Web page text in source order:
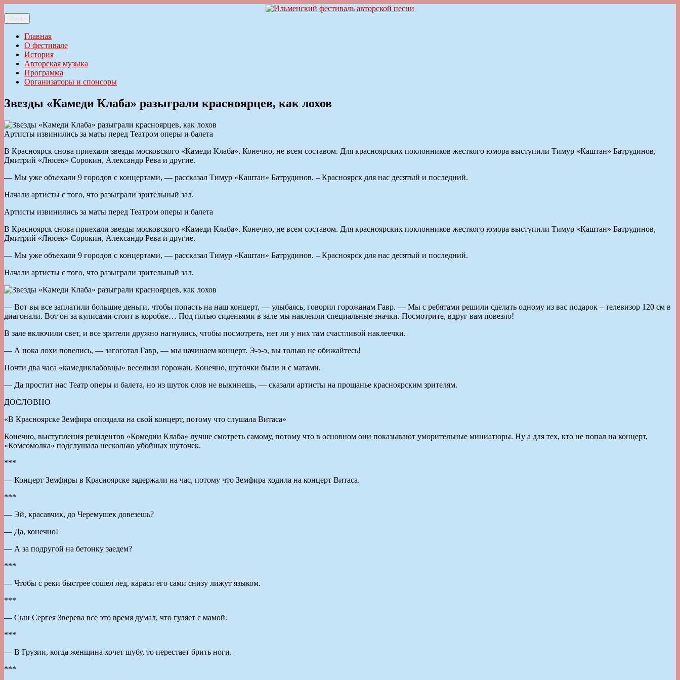
к
содержимому
Ильменский фестиваль авторской песни
Меню
Главная
О фестивале
История
Авторская музыка
Программа
Организаторы и спонсоры
Звезды «Камеди Клаба» разыграли красноярцев, как лохов
Артисты извинились за маты перед Театром оперы и балета
В Красноярск снова приехали звезды московского «Камеди Клаба». Конечно, не всем составом. Для красноярских поклонников жесткого юмора выступили Тимур «Каштан» Батрудинов,
Дмитрий «Люсек» Сорокин, Александр Рева и другие.
— Мы уже объехали 9 городов с концертами, — рассказал Тимур «Каштан» Батрудинов. – Красноярск для нас десятый и последний.
Начали артисты с того, что разыграли зрительный зал.
Артисты извинились за маты перед Театром оперы и балета
В Красноярск снова приехали звезды московского «Камеди Клаба». Конечно, не всем составом. Для красноярских поклонников жесткого юмора выступили Тимур «Каштан» Батрудинов,
Дмитрий «Люсек» Сорокин, Александр Рева и другие.
— Мы уже объехали 9 городов с концертами, — рассказал Тимур «Каштан» Батрудинов. – Красноярск для нас десятый и последний.
Начали артисты с того, что разыграли зрительный зал.
— Вот вы все заплатили большие деньги, чтобы попасть на наш концерт, — улыбаясь, говорил горожанам Гавр. — Мы с ребятами решили сделать одному из вас подарок – телевизор 120 см в
диагонали. Вот он за кулисами стоит в коробке… Под пятью сиденьями в зале мы наклеили специальные значки. Посмотрите, вдруг вам повезло!
В зале включили свет, и все зрители дружно нагнулись, чтобы посмотреть, нет ли у них там счастливой наклеечки.
— А пока лохи повелись, — загоготал Гавр, — мы начинаем концерт. Э-э-э, вы только не обижайтесь!
Почти два часа «камедиклабовцы» веселили горожан. Конечно, шуточки были и с матами.
— Да простит нас Театр оперы и балета, но из шуток слов не выкинешь, — сказали артисты на прощанье красноярским зрителям.
ДОСЛОВНО
«В Красноярске Земфира опоздала на свой концерт, потому что слушала Витаса»
Конечно, выступления резидентов «Комедии Клаба» лучше смотреть самому, потому что в основном они показывают уморительные миниатюры. Ну а для тех, кто не попал на концерт,
«Комсомолка» подслушала несколько убойных шуточек.
***
— Концерт Земфиры в Красноярске задержали на час, потому что Земфира ходила на концерт Витаса.
***
— Эй, красавчик, до Черемушек довезешь?
— Да, конечно!
— А за подругой на бетонку заедем?
***
— Чтобы с реки быстрее сошел лед, караси его сами снизу лижут языком.
***
— Сын Сергея Зверева все это время думал, что гуляет с мамой.
***
— В Грузии, когда женщина хочет шубу, то перестает брить ноги.
***